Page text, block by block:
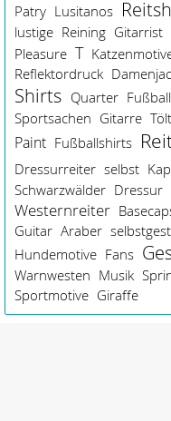
Patry Lusitanos
lustige Reining Gitarrist
Pleasure T
Reflektordruck
Shirts Quarter
Sportsachen Gitarre
Paint Fußballshirts
Dressurreiter selbst
Schwarzwälder Dressur
Westernreiter
Guitar Araber
Hundemotive Fans
Warnwesten Musik
Sportmotive Giraffe